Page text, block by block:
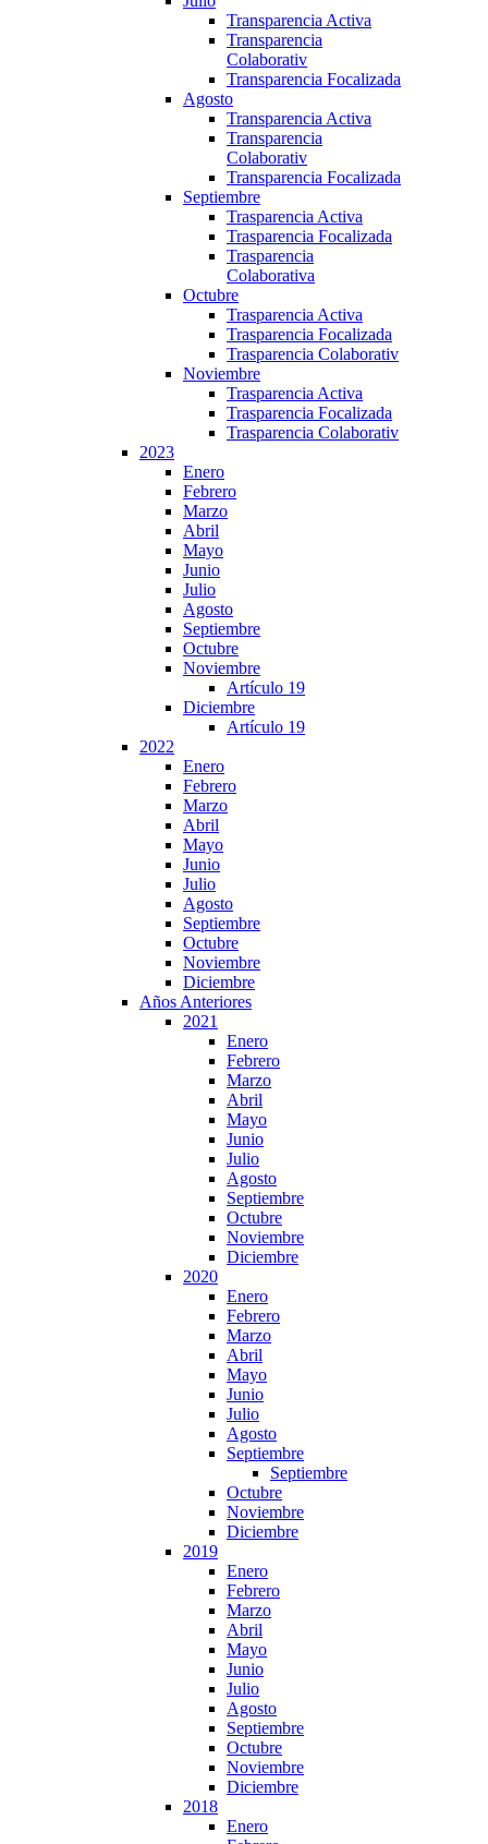
Transparencia Activa
Transparencia
Colaborativ
Transparencia Focalizada
Agosto
Transparencia Activa
Transparencia
Colaborativ
Transparencia Focalizada
Septiembre
Trasparencia Activa
Trasparencia Focalizada
Trasparencia
Colaborativa
Octubre
Trasparencia Activa
Trasparencia Focalizada
Trasparencia Colaborativ
Noviembre
Trasparencia Activa
Trasparencia Focalizada
Trasparencia Colaborativ
2023
Enero
Febrero
Marzo
Abril
Mayo
Junio
Julio
Agosto
Septiembre
Octubre
Noviembre
Artículo 19
Diciembre
Artículo 19
2022
Enero
Febrero
Marzo
Abril
Mayo
Junio
Julio
Agosto
Septiembre
Octubre
Noviembre
Diciembre
Años Anteriores
2021
Enero
Febrero
Marzo
Abril
Mayo
Junio
Julio
Agosto
Septiembre
Octubre
Noviembre
Diciembre
2020
Enero
Febrero
Marzo
Abril
Mayo
Junio
Julio
Agosto
Septiembre
Septiembre
Octubre
Noviembre
Diciembre
2019
Enero
Febrero
Marzo
Abril
Mayo
Junio
Julio
Agosto
Septiembre
Octubre
Noviembre
Diciembre
2018
Enero